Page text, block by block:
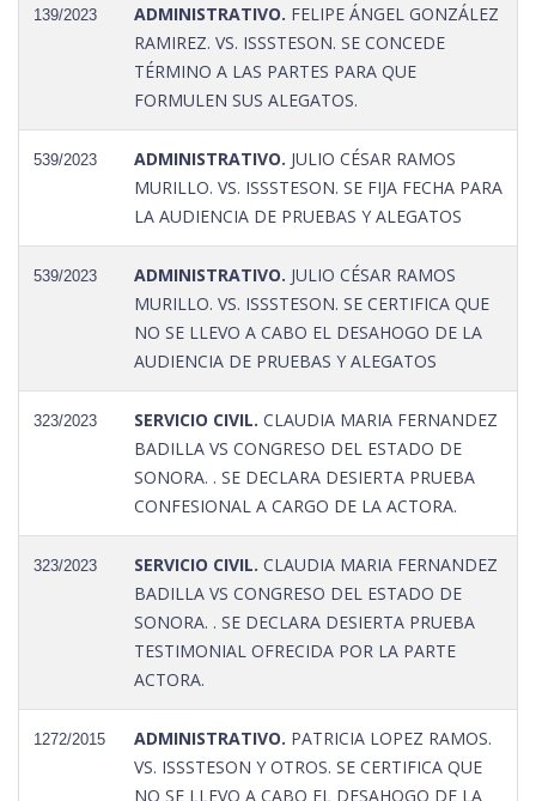
139/2023 ADMINISTRATIVO. FELIPE ÁNGEL GONZÁLEZ
RAMIREZ. VS. ISSSTESON. SE CONCEDE
TÉRMINO A LAS PARTES PARA QUE
FORMULEN SUS ALEGATOS.
539/2023 ADMINISTRATIVO. JULIO CÉSAR RAMOS
MURILLO. VS. ISSSTESON. SE FIJA FECHA PARA
LA AUDIENCIA DE PRUEBAS Y ALEGATOS
539/2023 ADMINISTRATIVO. JULIO CÉSAR RAMOS
MURILLO. VS. ISSSTESON. SE CERTIFICA QUE
NO SE LLEVO A CABO EL DESAHOGO DE LA
AUDIENCIA DE PRUEBAS Y ALEGATOS
323/2023 SERVICIO CIVIL. CLAUDIA MARIA FERNANDEZ
BADILLA VS CONGRESO DEL ESTADO DE
SONORA. . SE DECLARA DESIERTA PRUEBA
CONFESIONAL A CARGO DE LA ACTORA.
323/2023 SERVICIO CIVIL. CLAUDIA MARIA FERNANDEZ
BADILLA VS CONGRESO DEL ESTADO DE
SONORA. . SE DECLARA DESIERTA PRUEBA
TESTIMONIAL OFRECIDA POR LA PARTE
ACTORA.
1272/2015 ADMINISTRATIVO. PATRICIA LOPEZ RAMOS.
VS. ISSSTESON Y OTROS. SE CERTIFICA QUE
NO SE LLEVO A CABO EL DESAHOGO DE LA